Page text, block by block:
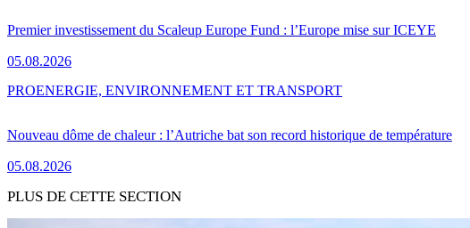
Premier investissement du Scaleup Europe Fund : l’Europe mise sur ICEYE
05.08.2026
Nouveau dôme de chaleur : l’Autriche bat son record historique de température
05.08.2026
PROENERGIE, ENVIRONNEMENT ET TRANSPORT
PLUS DE CETTE SECTION